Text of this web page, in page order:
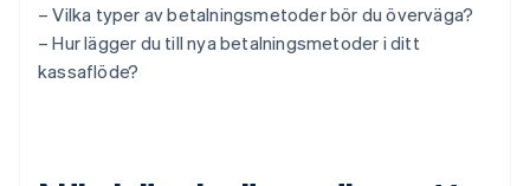
– Vilka typer av betalningsmetoder bör du överväga?
– Hur lägger du till nya betalningsmetoder i ditt
kassaflöde?